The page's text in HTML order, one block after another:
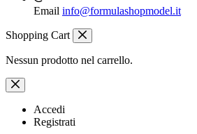
Email info@formulashopmodel.it
Shopping Cart
Nessun prodotto nel carrello.
Accedi
Registrati